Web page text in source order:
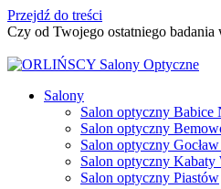
Przejdź do treści
Czy od Twojego ostatniego
Salony
Salon optyczny Babice
Salon optyczny
Salon optyczny
Salon optyczny Kabaty
Salon optyczny Piastów